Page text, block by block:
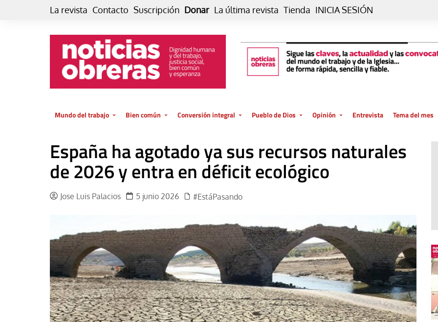
La revista Contacto Suscripción Donar La última revista Tienda INICIA SESIÓN
Mundo del trabajo
El trabajo es para la vida
GlobalizAcción
MMTC
La mundialización
El amor en el mundo
Los empobrecidos por el
mundo
Radio — Mundo obrero hoy
Vidas precarias
Bien común
Economía
Conversión integral
de vida… es posible
El cuidado de la creación
Experiencia
Cultura
Cine
Dos minutos
Aplicaciones
Música
Poesía
Relato
Pueblo de Dios
La oración de cada día
Vaticano
In memoriam
Opinión
Blog De paso…
Blog Eutopía
Viñeta
Tribuna
Blog Sembrando sueños,
recogiendo humanidad
Blog Mensajes guardados
La columna
Entrevista Tema del mes
España ha agotado ya sus recursos naturales
de 2026 y entra en déficit ecológico
Jose Luis Palacios 5 junio 2026 #EstáPasando